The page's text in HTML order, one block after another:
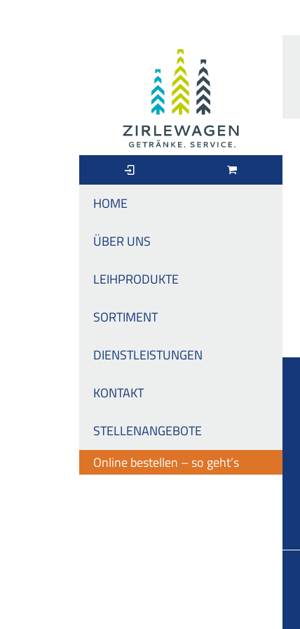
HOME
ÜBER UNS
LEIHPRODUKTE
SORTIMENT
DIENSTLEISTUNGEN
KONTAKT
STELLENANGEBOTE
Online bestellen – so geht’s